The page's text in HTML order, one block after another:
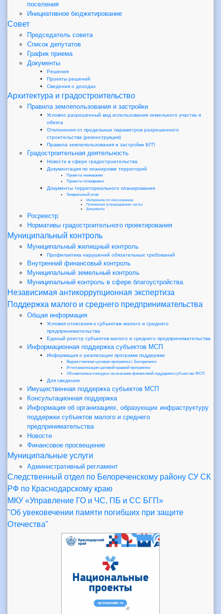
поселения
Инициативное бюджетирование
Совет
Председатель совета
Список депутатов
График приема
Документы
Решения
Проекты решений
Сведения о доходах
Архитектура и градостроительство
Правила землепользования и застройки
Условно разрешенный вид использования земельного участка и
обекта
Отклонения от предельных параметров разрешенного
строительства (реконструкция)
Правила землепользования и застройки БГП
Градостроительная деятельность
Новости в сфере градостроительства
Документация по планировке территорий
Проекты межевания
Проекты планировки
Документы территориального планирования
Генеральный план
Материалы по обоснованию
Положения (утверждаемая часть)
Документы
Росреестр
Нормативы градостроительного проектирования
Муниципальный контроль
Муниципальный жилищный контроль
Профилактика нарушений обязательных требований
Внутренний финансовый контроль
Муниципальный земельный контроль
Муниципальный контроль в сфере благоустройства
Независимая антикоррупционная экспертиза
Поддержка малого и среднего предпринимательства
Общая информация
Условия отнесения к субъектам малого и среднего
предпринимательства
Единый реестр субъектов малого и среднего предпринимательства
Информационная поддержка субъектов МСП
Информация о реализации программ поддержки
Ведомственная целевая программа г. Белореченск
Итоги реализации целевой краевой программы
Объявленные конкурсы на оказание финансовой поддержки субъектам МСП
Для сведения
Имущественная поддержка субъектов МСП
Консультационная поддержка
Информация об организациях, образующих инфраструктуру
поддержки субъектов малого и среднего
предпринимательства
Новости
Финансовое просвещение
Муниципальные услуги
Административный регламент
Следственный отдел по Белореченскому району СУ СК
РФ по Краснодарскому краю
МКУ «Управление ГО и ЧС, ПБ и СС БГП»
"Об увековечении памяти погибших при защите
Отечества"